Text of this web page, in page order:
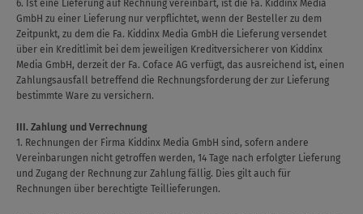
6. Ist eine Lieferung auf Rechnung vereinbart, ist die Fa. Kiddinx Media
GmbH zu einer Lieferung nur verpflichtet, wenn der Besteller zu dem
Zeitpunkt, zu dem die Fa. Kiddinx Media GmbH die Lieferung versendet
über ein Kreditlimit bei dem jeweiligen Kreditversicherer von Kiddinx
Media GmbH, derzeit der Fa. Coface AG verfügt, das ausreichend ist, einen
Zahlungsausfall betreffend die Rechnungsforderung der zur Lieferung
bestimmte Ware zu versichern.
III. Zahlung und Verrechnung
1. Rechnungen der Firma Kiddinx Media GmbH sind, sofern andere
Vereinbarungen nicht getroffen werden, 14 Tage nach erfolgter Lieferung
und Zugang der Rechnung zur Zahlung fällig. Dies gilt auch für
Rechnungen über berechtigte Teillieferungen.